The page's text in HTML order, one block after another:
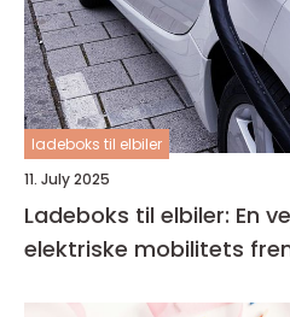
ladeboks til elbiler
11. July 2025
Ladeboks til elbiler: En
elektriske mobilitets